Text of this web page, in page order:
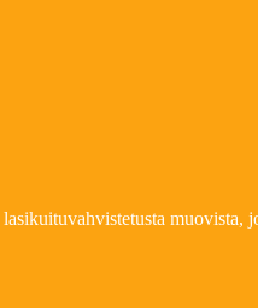
muovista,